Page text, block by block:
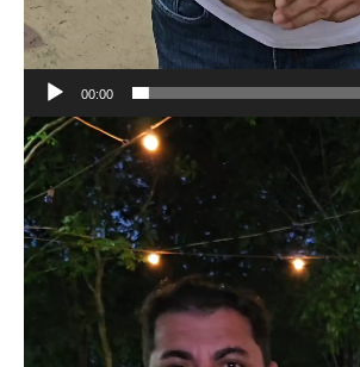
00:00
Tocador
de
vídeo